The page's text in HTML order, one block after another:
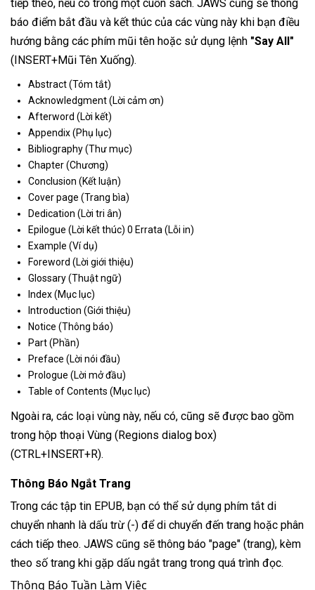
tiếp theo, nếu có trong một cuốn sách. JAWS cũng sẽ thông
báo điểm bắt đầu và kết thúc của các vùng này khi bạn điều
hướng bằng các phím mũi tên hoặc sử dụng lệnh "Say All"
(INSERT+Mũi Tên Xuống).
Abstract (Tóm tắt)
Acknowledgment (Lời cảm ơn)
Afterword (Lời kết)
Appendix (Phụ lục)
Bibliography (Thư mục)
Chapter (Chương)
Conclusion (Kết luận)
Cover page (Trang bìa)
Dedication (Lời tri ân)
Epilogue (Lời kết thúc) 0 Errata (Lỗi in)
Example (Ví dụ)
Foreword (Lời giới thiệu)
Glossary (Thuật ngữ)
Index (Mục lục)
Introduction (Giới thiệu)
Notice (Thông báo)
Part (Phần)
Preface (Lời nói đầu)
Prologue (Lời mở đầu)
Table of Contents (Mục lục)
Ngoài ra, các loại vùng này, nếu có, cũng sẽ được bao gồm
trong hộp thoại Vùng (Regions dialog box)
(CTRL+INSERT+R).
Thông Báo Ngắt Trang
Trong các tập tin EPUB, bạn có thể sử dụng phím tắt di
chuyển nhanh là dấu trừ (-) để di chuyển đến trang hoặc phân
cách tiếp theo. JAWS cũng sẽ thông báo "page" (trang), kèm
theo số trang khi gặp dấu ngắt trang trong quá trình đọc.
Thông Báo Tuần Làm Việc